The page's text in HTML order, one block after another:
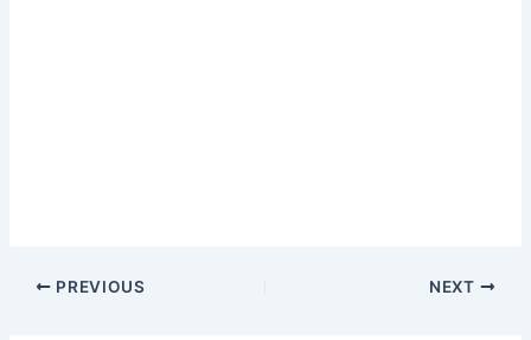
Post
PREVIOUS NEXT